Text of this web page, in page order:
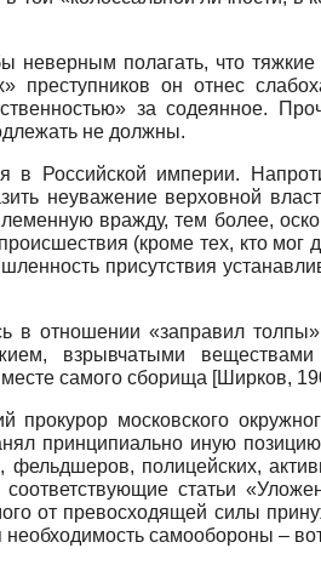
неверным полагать, что
преступников он отнес
за содеянное.
не должны.
в Российской империи.
неуважение верховной
вражду, тем более,
(кроме тех, кто мог
присутствия
в отношении «заправил
взрывчатыми
самого сборища [Ширков,
московского
принципиально иную
полицейских,
статьи
от превосходящей силы
необходимость самообороны –